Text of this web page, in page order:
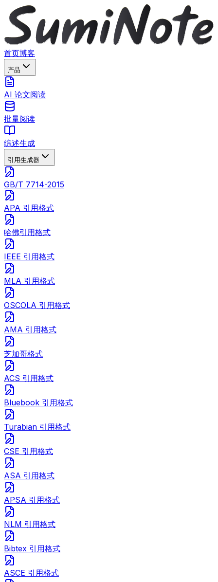
首页博客
产品
AI 论文阅读
批量阅读
综述生成
引用生成器
GB/T 7714-2015
APA 引用格式
哈佛引用格式
IEEE 引用格式
MLA 引用格式
OSCOLA 引用格式
AMA 引用格式
芝加哥格式
ACS 引用格式
Bluebook 引用格式
Turabian 引用格式
CSE 引用格式
ASA 引用格式
APSA 引用格式
NLM 引用格式
Bibtex 引用格式
ASCE 引用格式